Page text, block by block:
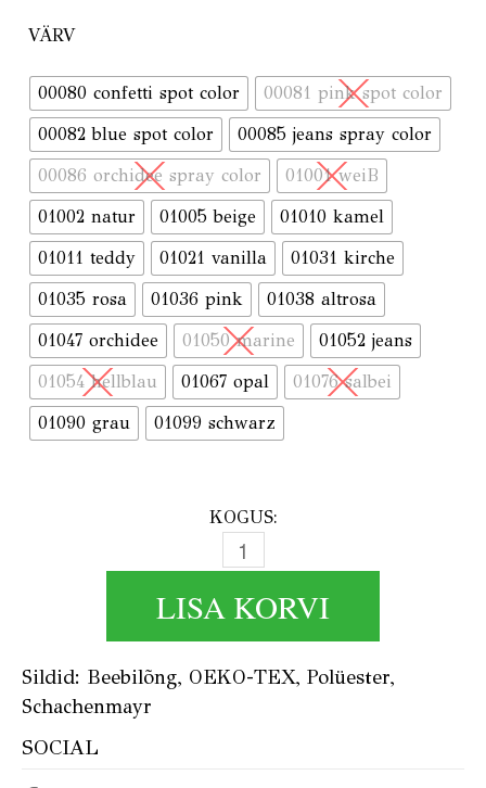
VÄRV
00080 confetti spot color
00081 pink spot color
00082 blue spot color
00085 jeans spray color
00086 orchidee spray color
01001 weiB
01002 natur
01005 beige
01010 kamel
01011 teddy
01021 vanilla
01031 kirche
01035 rosa
01036 pink
01038 altrosa
01047 orchidee
01050 marine
01052 jeans
01054 hellblau
01067 opal
01076 salbei
01090 grau
01099 schwarz
KOGUS:
SCHACHENMAYR BABY
LISA KORVI
Sildid: Beebilõng, OEKO-TEX, Polüester,
Schachenmayr
SOCIAL